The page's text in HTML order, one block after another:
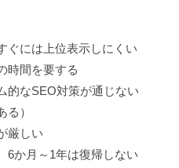
ぐには上位表示しにくい
時間を要する
的なSEO対策が通じない
る）
厳しい
6か月～1年は復帰しない